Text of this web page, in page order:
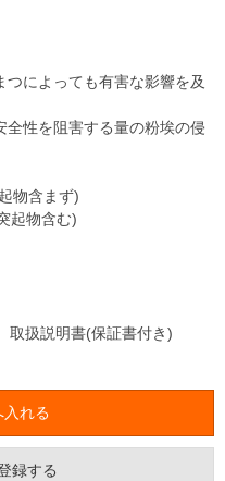
によっても有害な影響を及
性を阻害する量の粉埃の侵
物含まず)
起物含む)
取扱説明書(保証書付き)
録する